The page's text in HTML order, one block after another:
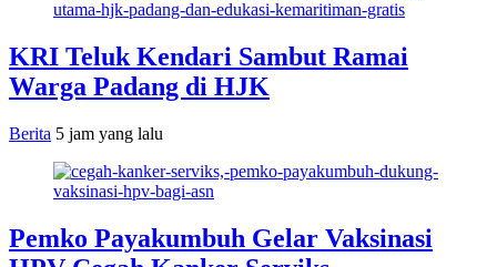
KRI Teluk Kendari Sambut Ramai
Warga Padang di HJK
Berita 5 jam yang lalu
Pemko Payakumbuh Gelar Vaksinasi